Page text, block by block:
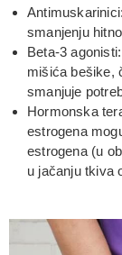
smanjenju
Beta-3
mišića bešike,
smanjuje
Hormonska
estrogena
estrogena (u
u jačanju tkiva